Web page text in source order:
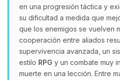
en una progresión táctica y
su dificultad a medida que
que los enemigos se vuelven
cooperación entre aliados
supervivencia avanzada, un
estilo RPG y un combate muy
muerte en una lección. Entre